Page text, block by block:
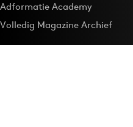
Adformatie Academy
Volledig Magazine Archief